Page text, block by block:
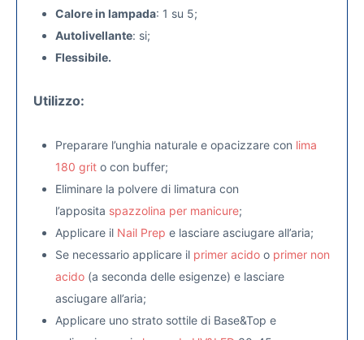
Calore in lampada: 1 su 5;
Autolivellante: si;
Flessibile.
Utilizzo:
Preparare l’unghia naturale e opacizzare con lima
180 grit o con buffer;
Eliminare la polvere di limatura con
l’apposita spazzolina per manicure;
Applicare il Nail Prep e lasciare asciugare all’aria;
Se necessario applicare il primer acido o primer non
acido (a seconda delle esigenze) e lasciare
asciugare all’aria;
Applicare uno strato sottile di Base&Top e